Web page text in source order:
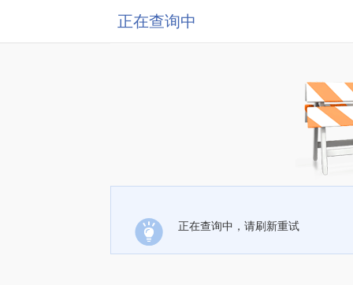
正在查询中
正在查询中，请刷新重试